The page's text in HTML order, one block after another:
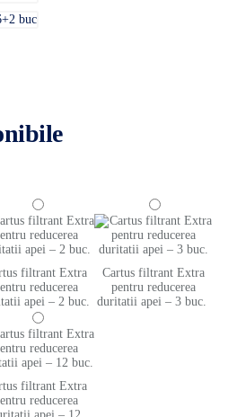
filtrant Extra
reducerea
apei – 2 buc.
Cartus filtrant Extra
pentru reducerea
duritatii apei – 3 buc.
filtrant Extra
reducerea